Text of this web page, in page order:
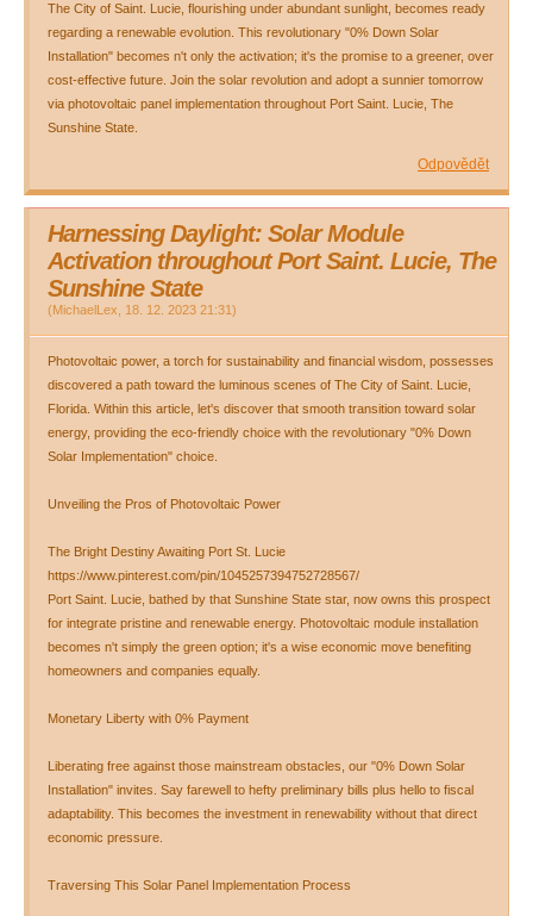
The City of Saint. Lucie, flourishing under abundant sunlight, becomes ready
regarding a renewable evolution. This revolutionary "0% Down Solar
Installation" becomes n't only the activation; it's the promise to a greener, over
cost-effective future. Join the solar revolution and adopt a sunnier tomorrow
via photovoltaic panel implementation throughout Port Saint. Lucie, The
Sunshine State.
Odpovědět
Harnessing Daylight: Solar Module
Activation throughout Port Saint. Lucie, The
Sunshine State
(MichaelLex 18. 12. 2023 21:31)
Photovoltaic power, a torch for sustainability and financial wisdom, possesses
discovered a path toward the luminous scenes of The City of Saint. Lucie,
Florida. Within this article, let's discover that smooth transition toward solar
energy, providing the eco-friendly choice with the revolutionary "0% Down
Solar Implementation" choice.
Unveiling the Pros of Photovoltaic Power
The Bright Destiny Awaiting Port St. Lucie
https://www.pinterest.com/pin/1045257394752728567/
Port Saint. Lucie, bathed by that Sunshine State star, now owns this prospect
for integrate pristine and renewable energy. Photovoltaic module installation
becomes n't simply the green option; it's a wise economic move benefiting
homeowners and companies equally.
Monetary Liberty with 0% Payment
Liberating free against those mainstream obstacles, our "0% Down Solar
Installation" invites. Say farewell to hefty preliminary bills plus hello to fiscal
adaptability. This becomes the investment in renewability without that direct
economic pressure.
Traversing This Solar Panel Implementation Process